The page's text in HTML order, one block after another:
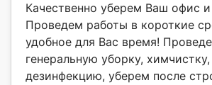
Качественно уберем Ваш офис
Проведем работы в короткие
удобное для Вас время!
генеральную уборку, химчистку,
дезинфекцию, уберем после